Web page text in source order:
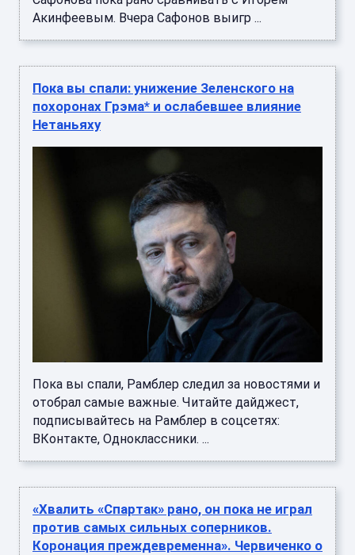
Акинфеевым. Вчера Сафонов выигр ...
Пока вы спали: унижение Зеленского на
похоронах Грэма* и ослабевшее влияние
Нетаньяху
Пока вы спали, Рамблер следил за новостями и
отобрал самые важные. Читайте дайджест,
подписывайтесь на Рамблер в соцсетях:
ВКонтакте, Одноклассники. ...
«Хвалить «Спартак» рано, он пока не играл
против самых сильных соперников.
Коронация преждевременна». Червиченко о